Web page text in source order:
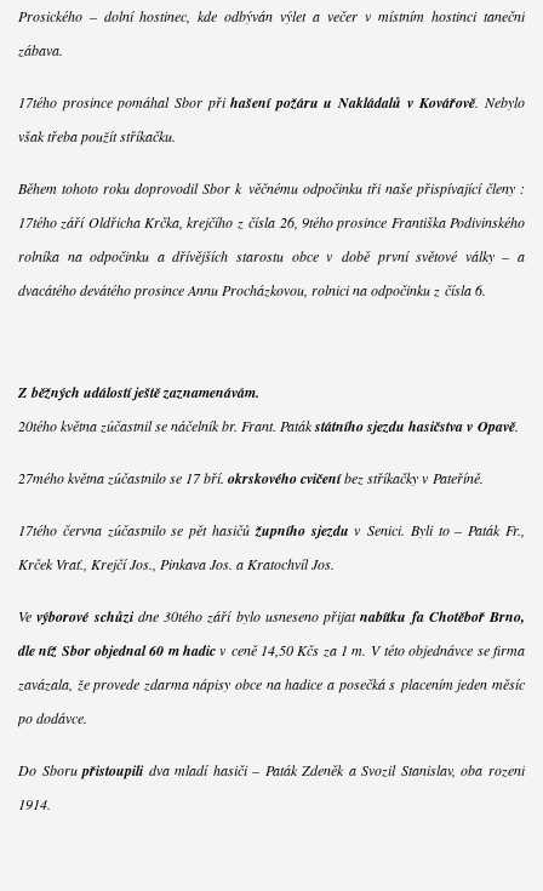
Prosického – dolní hostinec, kde odbýván výlet a večer v místním hostinci taneční
zábava.
17tého prosince pomáhal Sbor přihašení požáru u Nakládalů v Kovářově. Nebylo
však třeba použít stříkačku.
Během tohoto roku doprovodil Sbor k věčnému odpočinku tři naše přispívající členy :
17tého září Oldřicha Krčka, krejčího z čísla 26, 9tého prosince Františka Podivinského
rolníka na odpočinku a dřívějších starostu obce v době první světové války – a
dvacátého devátého prosince Annu Procházkovou, rolnici na odpočinku z čísla 6.
Z běžných událostí ještě zaznamenávám.
20tého května zúčastnil se náčelník br. Frant. Patákstátního sjezdu hasičstva v Opavě.
27mého května zúčastnilo se 17 bří. okrskového cvičeníbez stříkačky v Pateříně.
17tého června zúčastnilo se pět hasičůžupního sjezdu v Senici. Byli to – Paták Fr.,
Krček Vrať., Krejčí Jos., Pinkava Jos. a Kratochvíl Jos.
Vevýborové schůzidne 30tého září bylo usneseno přijatnabítku fa Chotěboř Brno,
dle níž Sbor objednal 60 m hadicv ceně 14,50 Kčs za 1 m. V této objednávce se firma
zavázala, že provede zdarma nápisy obce na hadice a posečká s placením jeden měsíc
po dodávce.
Do Sborupřistoupili dva mladí hasiči – Paták Zdeněk a Svozil Stanislav, oba rození
1914.